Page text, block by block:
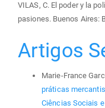
VILAS, C. El poder y la
pasiones. Buenos Aires:
Artigos
Marie-France
práticas
Ciências Sociais